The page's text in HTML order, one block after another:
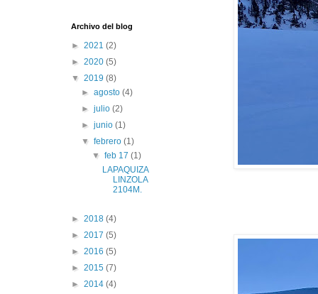
Archivo del blog
► 2021 (2)
► 2020 (5)
▼ 2019 (8)
►agosto(4)
►julio(2)
►junio(1)
▼febrero(1)
▼ feb 17 (1)
LAPAQUIZA
LINZOLA
2104M.
► 2018 (4)
► 2017 (5)
► 2016 (5)
► 2015 (7)
► 2014 (4)